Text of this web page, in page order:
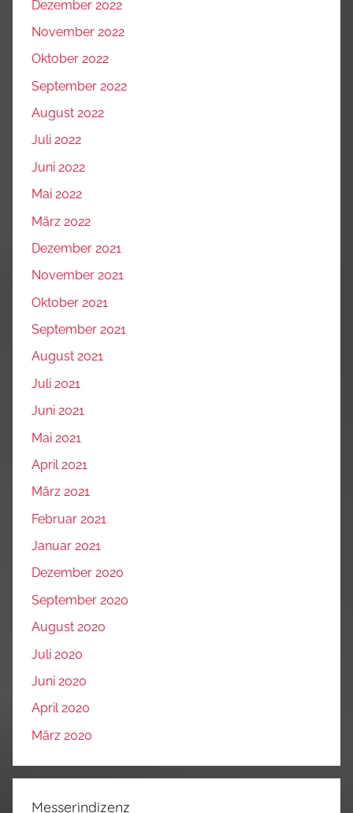
Dezember 2022
November 2022
Oktober 2022
September 2022
August 2022
Juli 2022
Juni 2022
Mai 2022
März 2022
Dezember 2021
November 2021
Oktober 2021
September 2021
August 2021
Juli 2021
Juni 2021
Mai 2021
April 2021
März 2021
Februar 2021
Januar 2021
Dezember 2020
September 2020
August 2020
Juli 2020
Juni 2020
April 2020
März 2020
Messerindizenz